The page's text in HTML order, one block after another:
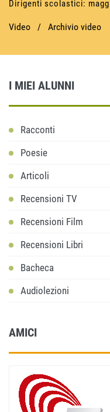
Dirigenti scolastici:
Video / Archivio video
I MIEI ALUNNI
Racconti
Poesie
Articoli
Recensioni TV
Recensioni Film
Recensioni Libri
Bacheca
Audiolezioni
AMICI